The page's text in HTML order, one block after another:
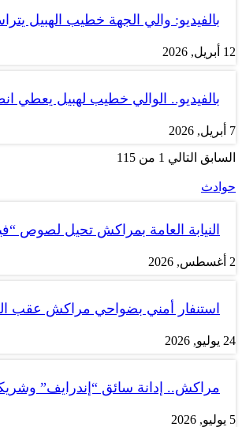
بالفيديو: والي الجهة خطيب الهبيل
12 أبريل, 2026
بالفيديو.. الوالي خطيب لهبيل يعطي
7 أبريل, 2026
السابق التالي 1 من 115
حوادث
النيابة العامة بمراكش تحيل لصوص
2 أغسطس, 2026
استنفار أمني بضواحي مراكش عقب
24 يوليو, 2026
مراكش.. إدانة سائق “إندرايف”
5 يوليو, 2026